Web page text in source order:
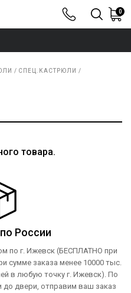
8-800-100-
0
СПЕЦ.КАСТРЮЛИ
товара.
России
по г. Ижевск (БЕСПЛАТНО при
сумме заказа менее 10000 тыс.
в любую точку г. Ижевск). По
до двери, отправим ваш заказ